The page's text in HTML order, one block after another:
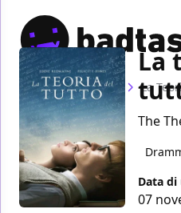
Home Film La
La
The
Data di
07